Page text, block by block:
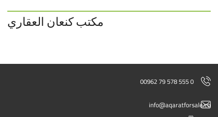
مكتب كنعان العقاري
00962 79 578 555 0
info@aqaratforsale.co